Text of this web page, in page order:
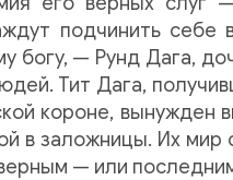
подчинить себе
богу, — Рунд Дага,
Тит Дага,
короне, вынужден
в заложницы. Их
— или